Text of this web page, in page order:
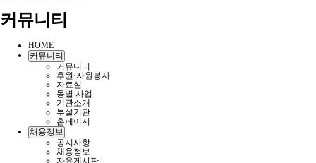
커뮤니티
HOME
커뮤니티
커뮤니티
후원·자원봉사
자료실
동별 사업
기관소개
부설기관
홈페이지
채용정보
공지사항
채용정보
자유게시판